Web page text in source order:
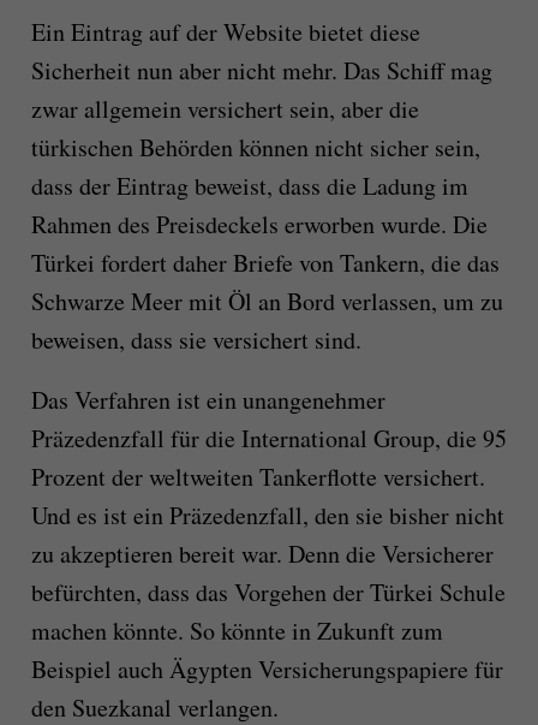
Ein Eintrag auf der Website bietet diese
Sicherheit nun aber nicht mehr. Das Schiff mag
zwar allgemein versichert sein, aber die
türkischen Behörden können nicht sicher sein,
dass der Eintrag beweist, dass die Ladung im
Rahmen des Preisdeckels erworben wurde. Die
Türkei fordert daher Briefe von Tankern, die das
Schwarze Meer mit Öl an Bord verlassen, um zu
beweisen, dass sie versichert sind.
Das Verfahren ist ein unangenehmer
Präzedenzfall für die International Group, die 95
Prozent der weltweiten Tankerflotte versichert.
Und es ist ein Präzedenzfall, den sie bisher nicht
zu akzeptieren bereit war. Denn die Versicherer
befürchten, dass das Vorgehen der Türkei Schule
machen könnte. So könnte in Zukunft zum
Beispiel auch Ägypten Versicherungspapiere für
den Suezkanal verlangen.